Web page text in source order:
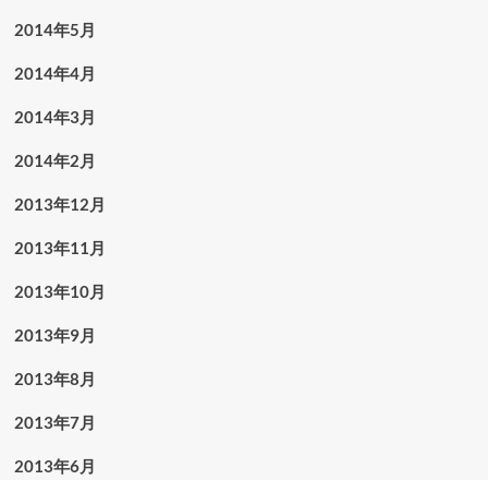
2014年5月
2014年4月
2014年3月
2014年2月
2013年12月
2013年11月
2013年10月
2013年9月
2013年8月
2013年7月
2013年6月